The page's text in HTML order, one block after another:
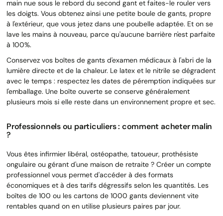
main nue sous le rebord du second gant et faites-le rouler vers
les doigts. Vous obtenez ainsi une petite boule de gants, propre
à l'extérieur, que vous jetez dans une poubelle adaptée. Et on se
lave les mains à nouveau, parce qu'aucune barrière n'est parfaite
à 100%.
Conservez vos boîtes de gants d'examen médicaux à l'abri de la
lumière directe et de la chaleur. Le latex et le nitrile se dégradent
avec le temps : respectez les dates de péremption indiquées sur
l'emballage. Une boîte ouverte se conserve généralement
plusieurs mois si elle reste dans un environnement propre et sec.
Professionnels ou particuliers : comment acheter malin
?
Vous êtes infirmier libéral, ostéopathe, tatoueur, prothésiste
ongulaire ou gérant d'une maison de retraite ? Créer un compte
professionnel vous permet d'accéder à des formats
économiques et à des tarifs dégressifs selon les quantités. Les
boîtes de 100 ou les cartons de 1000 gants deviennent vite
rentables quand on en utilise plusieurs paires par jour.